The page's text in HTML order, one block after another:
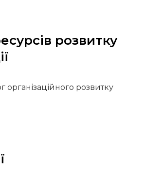
розвитку
організаційного розвитку